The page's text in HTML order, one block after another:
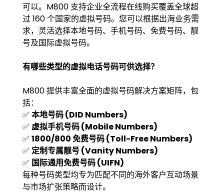
可以。M800 支持企业全流程在线购买覆盖全球超
过 160 个国家的虚拟号码。您可以根据出海业务需
求，灵活选择本地号码、手机号码、免费号码、靓
号及国际虚拟号码。
有哪些类型的虚拟电话号码可供选择？
M800 提供丰富全面的虚拟号码解决方案矩阵，包
括：
✅ 本地号码 (DID Numbers)
✅ 虚拟手机号码 (Mobile Numbers)
✅ 1800/800 免费号码 (Toll-Free Numbers)
✅ 定制专属靓号 (Vanity Numbers)
✅ 国际通用免费号码 (UIFN)
每种号码类型均专为匹配不同的海外客户互动场景
与市场扩张策略而设计。